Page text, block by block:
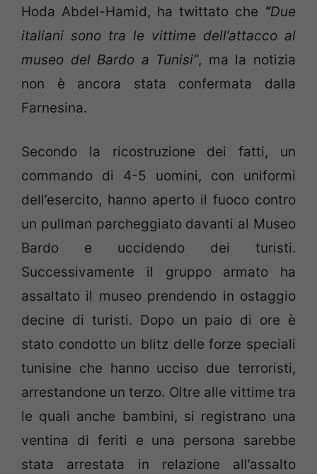
Hoda Abdel-Hamid, ha twittato che “Due
italiani sono tra le vittime dell’attacco al
museo del Bardo a Tunisi”, ma la notizia
non è ancora stata confermata dalla
Farnesina.
Secondo la ricostruzione dei fatti, un
commando di 4-5 uomini, con uniformi
dell’esercito, hanno aperto il fuoco contro
un pullman parcheggiato davanti al Museo
Bardo e uccidendo dei turisti.
Successivamente il gruppo armato ha
assaltato il museo prendendo in ostaggio
decine di turisti. Dopo un paio di ore è
stato condotto un blitz delle forze speciali
tunisine che hanno ucciso due terroristi,
arrestandone un terzo. Oltre alle vittime tra
le quali anche bambini, si registrano una
ventina di feriti e una persona sarebbe
stata arrestata in relazione all’assalto